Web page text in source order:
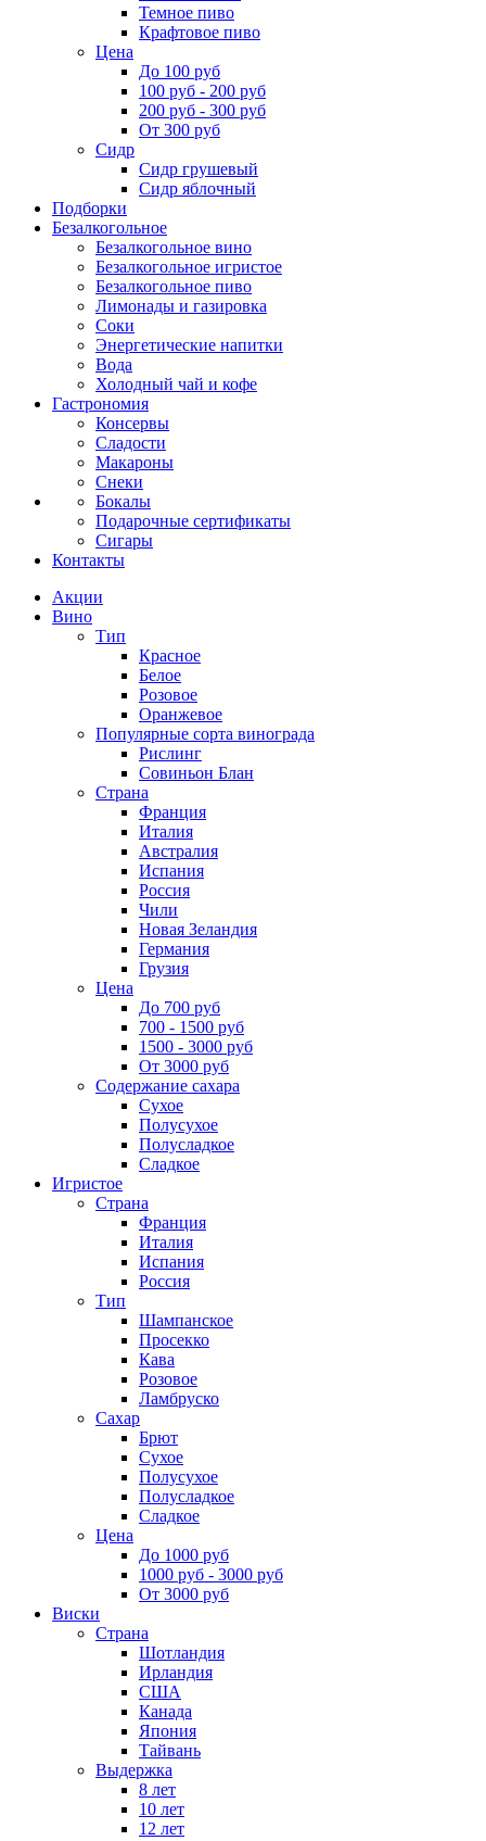
Темное пиво
Крафтовое пиво
Цена
До 100 руб
100 руб - 200 руб
200 руб - 300 руб
От 300 руб
Сидр
Сидр грушевый
Сидр яблочный
Подборки
Безалкогольное
Безалкогольное вино
Безалкогольное игристое
Безалкогольное пиво
Лимонады и газировка
Соки
Энергетические напитки
Вода
Холодный чай и кофе
Гастрономия
Консервы
Сладости
Макароны
Снеки
Бокалы
Подарочные сертификаты
Сигары
Контакты
Акции
Вино
Тип
Красное
Белое
Розовое
Оранжевое
Популярные сорта винограда
Рислинг
Совиньон Блан
Страна
Франция
Италия
Австралия
Испания
Россия
Чили
Новая Зеландия
Германия
Грузия
Цена
До 700 руб
700 - 1500 руб
1500 - 3000 руб
От 3000 руб
Содержание сахара
Сухое
Полусухое
Полусладкое
Сладкое
Игристое
Страна
Франция
Италия
Испания
Россия
Тип
Шампанское
Просекко
Кава
Розовое
Ламбруско
Сахар
Брют
Сухое
Полусухое
Полусладкое
Сладкое
Цена
До 1000 руб
1000 руб - 3000 руб
От 3000 руб
Виски
Страна
Шотландия
Ирландия
США
Канада
Япония
Тайвань
Выдержка
8 лет
10 лет
12 лет